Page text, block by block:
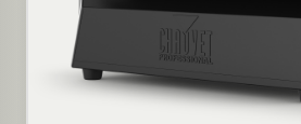
à haut IRC (>86) › CTO variable de 2500 à 8000K •
Effets : › Capacités d’effets graphiques 2D et 3D › Les
effets peuvent être couplés avec
faisceau, wash ou matrice › Macros d’effets de motifs
intégrés avec contrôle de vitesse